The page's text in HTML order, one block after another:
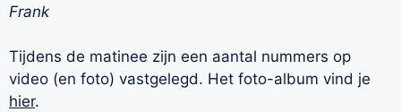
Frank
Tijdens de matinee zijn een aantal nummers op
video (en foto) vastgelegd. Het foto-album vind je
hier.